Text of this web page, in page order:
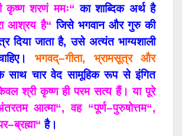
कृष्ण शरणं ममः“ का शाब्दिक अर्थ है
आश्रय है“ जिसे भगवान और गुरु की
दिया जाता है,उसे अत्यंत भाग्यशाली
भगवद्–गीता, भ्रामसूत्र
और
साथ चार वेद सामूहिक रूप से इंगित
श्री कृष्ण ही परम सत्य हैं। या पूरे
आत्मा“,वह“पूर्ण–पुरुषोत्तम“,
–ब्रह्मा“ है।